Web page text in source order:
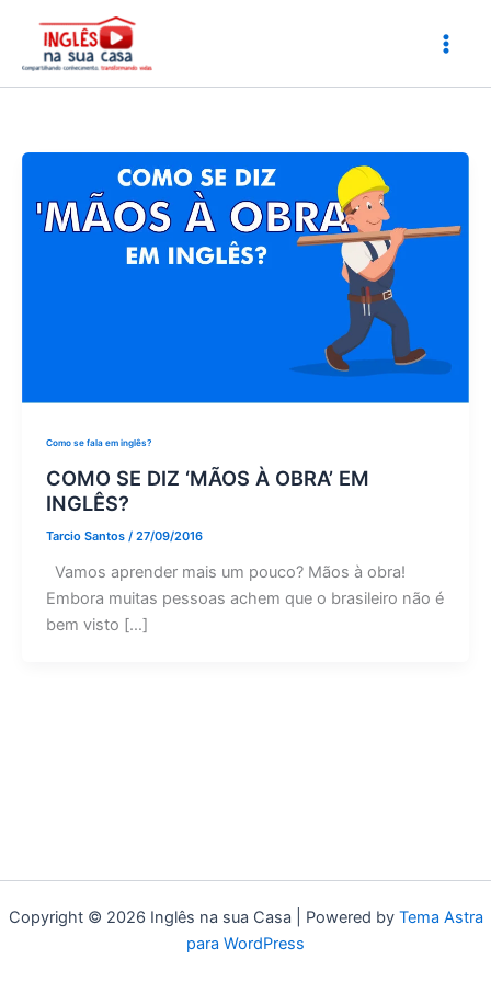
conteúdo
Como se fala em inglês?
COMO SE DIZ ‘MÃOS À OBRA’ EM
INGLÊS?
Tarcio Santos / 27/09/2016
Vamos aprender mais um pouco? Mãos à obra!
Embora muitas pessoas achem que o brasileiro não é
bem visto […]
Copyright © 2026 Inglês na sua Casa | Powered by Tema Astra
para WordPress